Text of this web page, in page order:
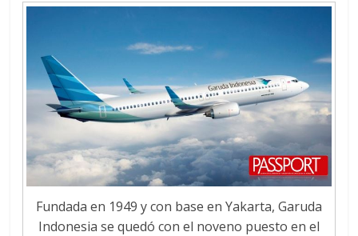
Fundada en 1949 y con base en Yakarta, Garuda
Indonesia se quedó con el noveno puesto en el